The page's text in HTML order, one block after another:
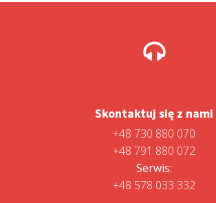
Skontaktuj się z nami
+48 730 880 070
+48 791 880 072
Serwis:
+48 578 033 332